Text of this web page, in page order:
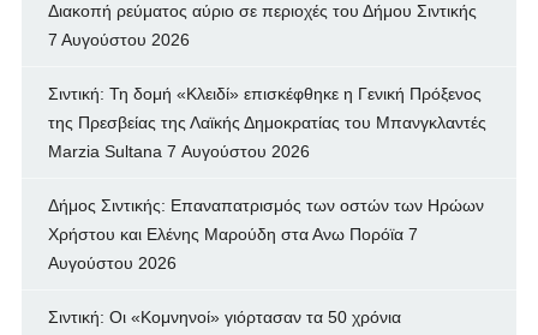
Διακοπή ρεύματος αύριο σε περιοχές του Δήμου Σιντικής
7 Αυγούστου 2026
Σιντική: Τη δομή «Κλειδί» επισκέφθηκε η Γενική Πρόξενος
της Πρεσβείας της Λαϊκής Δημοκρατίας του Μπανγκλαντές
Marzia Sultana 7 Αυγούστου 2026
Δήμος Σιντικής: Επαναπατρισμός των oστών των Ηρώων
Χρήστου και Ελένης Μαρούδη στα Ανω Πορόϊα 7
Αυγούστου 2026
Σιντική: Οι «Κομνηνοί» γιόρτασαν τα 50 χρόνια